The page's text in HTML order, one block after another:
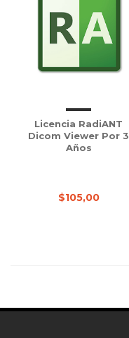
Licencia RadiANT
Dicom Viewer Por 3
Años
$105,00